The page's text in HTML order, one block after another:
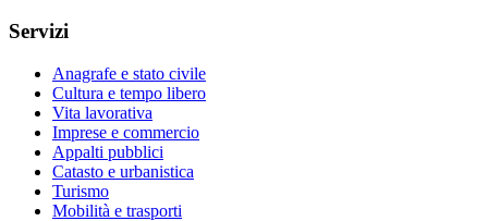
Servizi
Anagrafe e stato civile
Cultura e tempo libero
Vita lavorativa
Imprese e commercio
Appalti pubblici
Catasto e urbanistica
Turismo
Mobilità e trasporti